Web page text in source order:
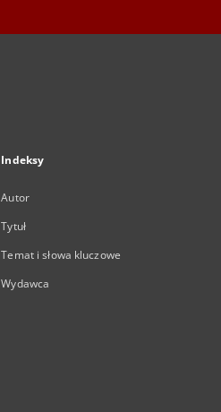
Indeksy
Autor
Tytuł
Temat i słowa kluczowe
Wydawca